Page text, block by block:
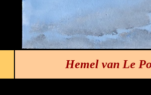
Hemel van Le